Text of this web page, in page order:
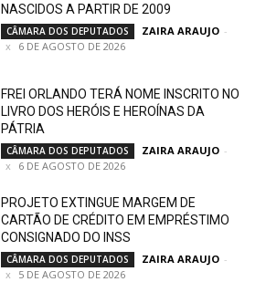
NASCIDOS A PARTIR DE 2009
CÂMARA DOS DEPUTADOS ZAIRA ARAUJO -
6 DE AGOSTO DE 2026
FREI ORLANDO TERÁ NOME INSCRITO NO
LIVRO DOS HERÓIS E HEROÍNAS DA
PÁTRIA
CÂMARA DOS DEPUTADOS ZAIRA ARAUJO -
6 DE AGOSTO DE 2026
PROJETO EXTINGUE MARGEM DE
CARTÃO DE CRÉDITO EM EMPRÉSTIMO
CONSIGNADO DO INSS
CÂMARA DOS DEPUTADOS ZAIRA ARAUJO -
5 DE AGOSTO DE 2026